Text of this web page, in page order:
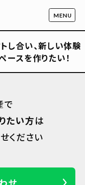
し合い、新しい体験
ースを作りたい！
で
たい方は
ください